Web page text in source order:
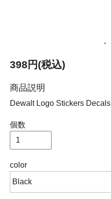
398円(税込)
商品説明
Dewalt Logo Stickers Decals
個数
color